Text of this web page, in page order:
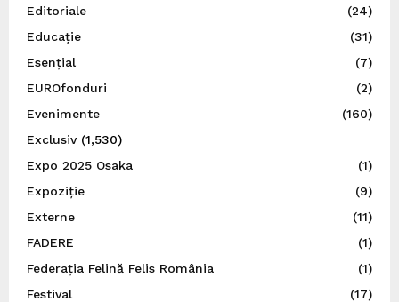
Editoriale
(24)
Educație
(31)
Esențial
(7)
EUROfonduri
(2)
Evenimente
(160)
Exclusiv(1,530)
Expo 2025 Osaka
(1)
Expoziție
(9)
Externe
(11)
FADERE
(1)
Federația Felină Felis România
(1)
Festival
(17)